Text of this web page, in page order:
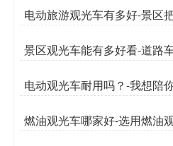
电动旅游观光车有多好-景区
菱]
景区观光车能有多好看-道路
方我来上[五菱]
电动观光车耐用吗？-我想陪
[五菱]
燃油观光车哪家好-选用燃油
[五菱]